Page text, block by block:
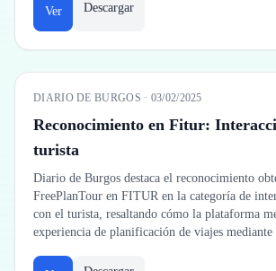
Ver Descargar
DIARIO DE BURGOS · 03/02/2025
Reconocimiento en Fitur:
turista
Diario de Burgos destaca el reconocimiento
FreePlanTour en FITUR en la categoría de
con el turista, resaltando cómo la plataforma
experiencia de planificación de viajes